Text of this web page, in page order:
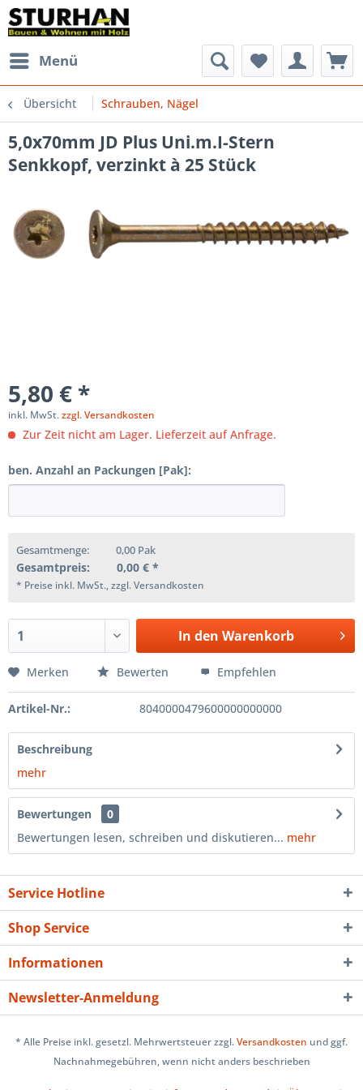
Menü
Übersicht Schrauben, Nägel
5,0x70mm JD Plus Uni.m.I-Stern
Senkkopf, verzinkt à 25 Stück
5,80 € *
inkl. MwSt.zzgl. Versandkosten
Zur Zeit nicht am Lager. Lieferzeit auf Anfrage.
ben. Anzahl an Packungen [Pak]:
Gesamtmenge: 0,00 Pak
Gesamtpreis: 0,00 € *
* Preise inkl. MwSt., zzgl. Versandkosten
In den Warenkorb
Merken Bewerten Empfehlen
Artikel-Nr.: 8040000479600000000000
Beschreibung
mehr
Bewertungen
0
Bewertungen lesen, schreiben und diskutieren... mehr
Service Hotline
Shop Service
Informationen
Newsletter-Anmeldung
* Alle Preise inkl. gesetzl. Mehrwertsteuer zzgl.Versandkosten und ggf.
Nachnahmegebühren, wenn nicht anders beschrieben